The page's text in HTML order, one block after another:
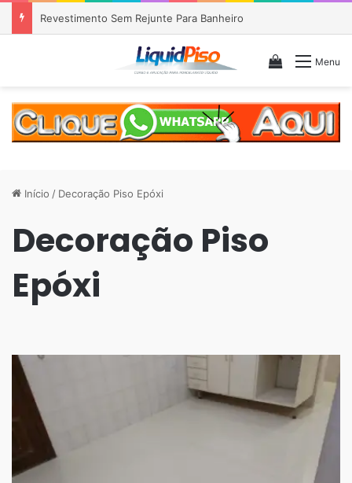
Revestimento Sem Rejunte Para Banheiro
Menu
Veja seu
Início / Decoração Piso Epóxi
Decoração Piso
Epóxi